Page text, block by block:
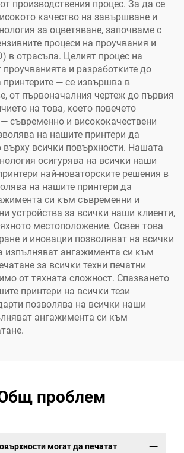
производствения процес. За да се
качество на завършване и
за оцветяване, започваме с
процеси на проучвания и
в отрасъла. Целият процес на
и разработките до
принтерите — се извършва в
от първоначалния чертеж до първия
на това, което повечето
съвременно и висококачествени
на нашите принтери да
върху всички повърхности. Нашата
осигурява на всички наши
най-новаторските решения в
на нашите принтери да
си към съвременни и
устройства за всички наши клиенти,
местоположение. Освен това
и иновации позволяват на всички
изпълняват ангажимента си към
за всички техни печатни
от тяхната сложност. Спазването
принтери на всички тези
позволява на всички наши
ангажимента си към
проблем
могат да печатат